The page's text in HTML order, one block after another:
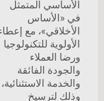
الأساسي المتمثل
في «الأساس
الأخلاقي»، مع إعطاء
الأولوية للتكنولوجيا
ورضا العملاء
والجودة الفائقة
والخدمة الاستثنائية،
وذلك لترسيخ